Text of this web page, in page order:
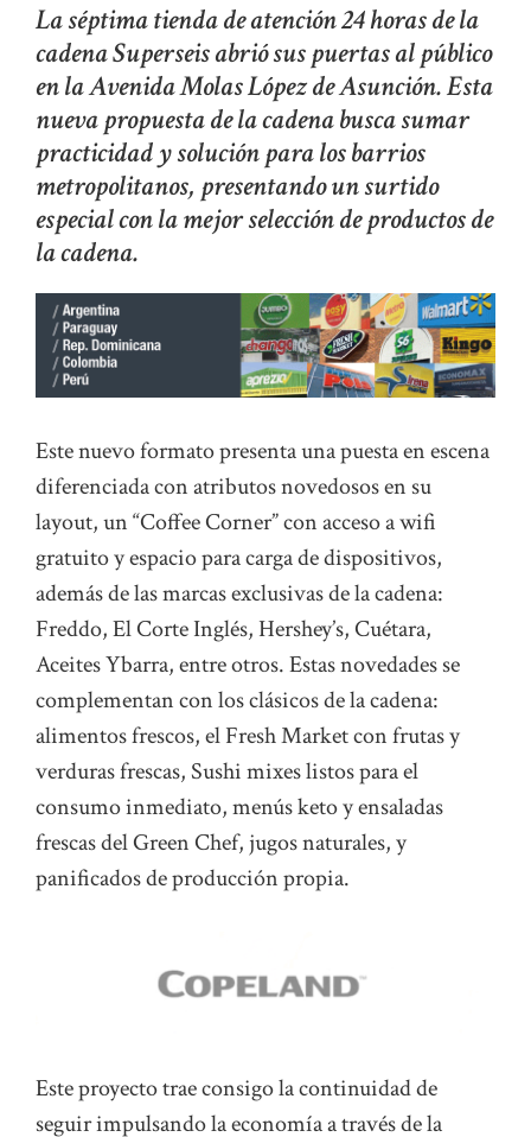
La séptima tienda de atención 24 horas de la
cadena Superseis abrió sus puertas al público
en la Avenida Molas López de Asunción. Esta
nueva propuesta de la cadena busca sumar
practicidad y solución para los barrios
metropolitanos, presentando un surtido
especial con la mejor selección de productos de
la cadena.
Este nuevo formato presenta una puesta en escena
diferenciada con atributos novedosos en su
layout, un “Coffee Corner” con acceso a wifi
gratuito y espacio para carga de dispositivos,
además de las marcas exclusivas de la cadena:
Freddo, El Corte Inglés, Hershey’s, Cuétara,
Aceites Ybarra, entre otros. Estas novedades se
complementan con los clásicos de la cadena:
alimentos frescos, el Fresh Market con frutas y
verduras frescas, Sushi mixes listos para el
consumo inmediato, menús keto y ensaladas
frescas del Green Chef, jugos naturales, y
panificados de producción propia.
Este proyecto trae consigo la continuidad de
seguir impulsando la economía a través de la